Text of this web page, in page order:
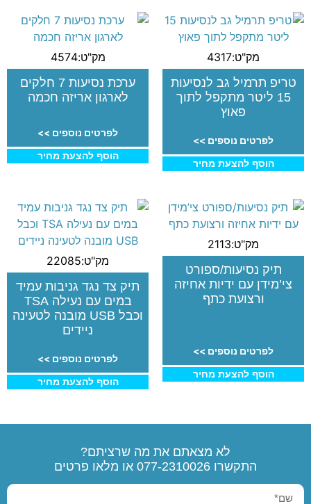
מק"ט:4317
טריפ תרמיל גב לנסיעות
15 ליטר מתקפל לתוך
פאוץ
לפרטים נוספים >>
הוסף להצעת מחיר
מק"ט:4574
ערכת נסיעות 7 חלקים
לארגון אריזה חכמה
לפרטים נוספים >>
הוסף להצעת מחיר
מק"ט:2113
תיק נסיעות/ספורט
צי’מידן עם ידיות אחיזה
ורצועת כתף
לפרטים נוספים >>
הוסף להצעת מחיר
מק"ט:22085
תיק צד נגד גניבות עמיד
במים עם נעילה TSA
וכבל USB מובנה לטעינה
ניידים
לפרטים נוספים >>
הוסף להצעת מחיר
לא מצאתם את מה שרציתם?
התקשרו 077-2310026 או מלאו פרטים